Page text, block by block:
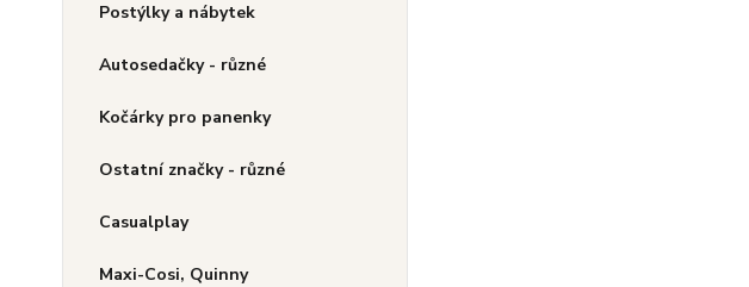
Postýlky a nábytek
Autosedačky - různé
Kočárky pro panenky
Ostatní značky - různé
Casualplay
Maxi-Cosi, Quinny